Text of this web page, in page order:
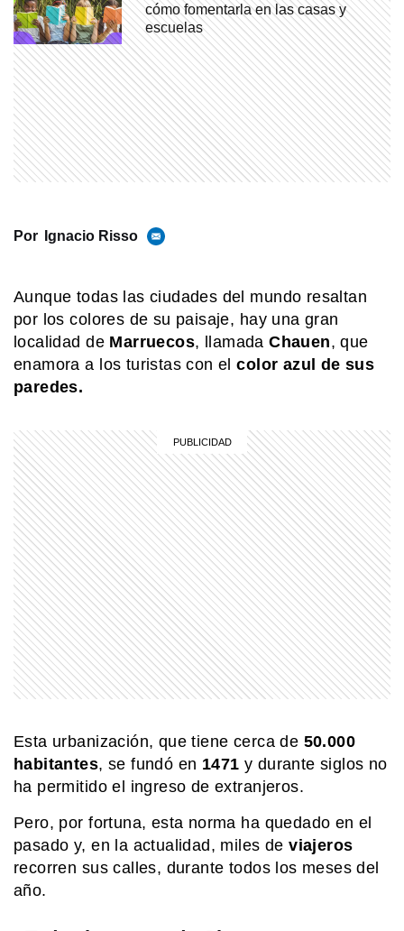
Por Ignacio Risso
Aunque todas las ciudades del mundo resaltan
por los colores de su paisaje, hay una gran
localidad de Marruecos, llamadaChauen, que
enamora a los turistas con elcolor azul de sus
paredes.
Esta urbanización, que tiene cerca de 50.000
habitantes, se fundó en 1471 y durante siglos no
ha permitido el ingreso de extranjeros.
Pero, por fortuna, esta norma ha quedado en el
pasado y, en la actualidad, miles deviajeros
recorren sus calles, durante todos los meses del
año.
cómo fomentarla en las casas y
escuelas
MI PAIS
Estela: el pueblo ferroviario
bonaerense que quedó en silencio
MI PAIS
Conocé el nombre completo de
Manuel Belgrano
Junta?
COMUNIDAD EDUCATIVA
Crianza 2.0: la literatura infantil y
cómo fomentarla en las casas y
escuelas
MI PAIS
Achupallas: la estación ferroviaria de
Buenos Aires que aún guarda su
historia
COMUNIDAD EDUCATIVA
Crianza 2.0: qué son las vacunas y
EL MUNDO
¿La IA puede ayudar a los científicos?
EL MUNDO